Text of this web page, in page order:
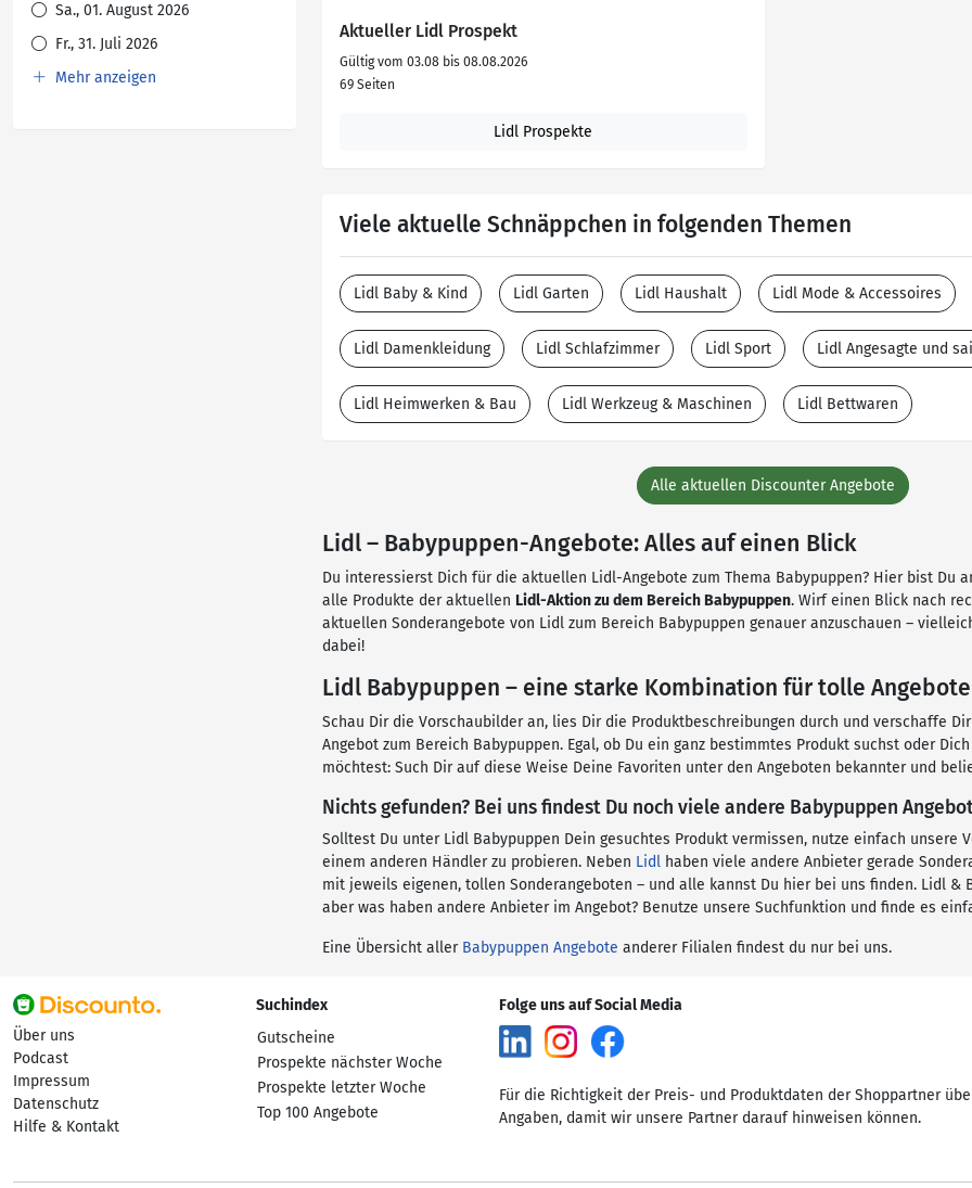
Sa., 01. August 2026
Fr., 31. Juli 2026
Mehr anzeigen
Aktueller Lidl Prospekt
Gültig vom 03.08 bis 08.08.2026
69 Seiten
Lidl Prospekte
Viele aktuelle Schnäppchen in folgenden Themen
Lidl Baby & Kind Lidl Garten Lidl Haushalt Lidl Mode & Accessoires
Lidl Damenkleidung Lidl Schlafzimmer Lidl Sport Lidl Angesagte und
Lidl Heimwerken & Bau Lidl Werkzeug & Maschinen Lidl Bettwaren
Alle aktuellen Discounter Angebote
Lidl – Babypuppen-Angebote: Alles auf einen Blick
Du interessierst Dich für die aktuellen Lidl-Angebote zum Thema Babypuppen? Hier bist Du
alle Produkte der aktuellen Lidl-Aktion zu dem Bereich Babypuppen. Wirf einen Blick nach
aktuellen Sonderangebote von Lidl zum Bereich Babypuppen genauer anzuschauen –
dabei!
Lidl Babypuppen – eine starke Kombination für tolle Angebote
Schau Dir die Vorschaubilder an, lies Dir die Produktbeschreibungen durch und verschaffe
Angebot zum Bereich Babypuppen. Egal, ob Du ein ganz bestimmtes Produkt suchst oder
möchtest: Such Dir auf diese Weise Deine Favoriten unter den Angeboten bekannter und
Nichts gefunden? Bei uns findest Du noch viele andere Babypuppen
Solltest Du unter Lidl Babypuppen Dein gesuchtes Produkt vermissen, nutze einfach unsere
einem anderen Händler zu probieren. Neben Lidl haben viele andere Anbieter gerade
mit jeweils eigenen, tollen Sonderangeboten – und alle kannst Du hier bei uns finden. Lidl &
aber was haben andere Anbieter im Angebot? Benutze unsere Suchfunktion und finde es
Eine Übersicht aller Babypuppen Angebote anderer Filialen findest du nur bei uns.
Über uns
Podcast
Impressum
Datenschutz
Hilfe & Kontakt
Suchindex
Gutscheine
Prospekte nächster Woche
Prospekte letzter Woche
Top 100 Angebote
Folge uns auf Social Media
Für die Richtigkeit der Preis- und Produktdaten der Shoppartner
Angaben, damit wir unsere Partner darauf hinweisen können.